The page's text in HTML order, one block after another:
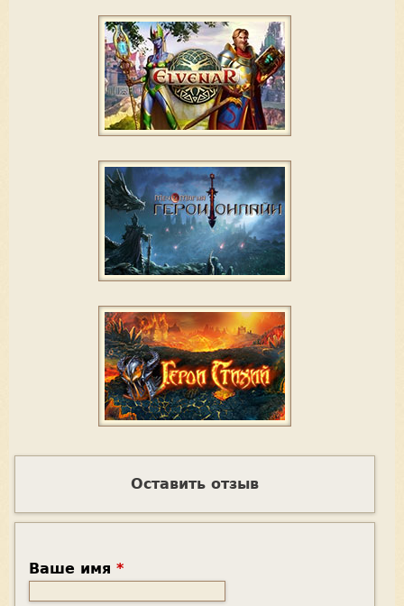
Оставить отзыв
Ваше имя *